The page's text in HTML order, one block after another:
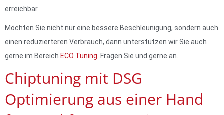
erreichbar.
Möchten Sie nicht nur eine bessere Beschleunigung, sondern auch
einen reduzierteren Verbrauch, dann unterstützen wir Sie auch
gerne im Bereich ECO Tuning. Fragen Sie und gerne an.
Chiptuning mit DSG
Optimierung aus einer Hand